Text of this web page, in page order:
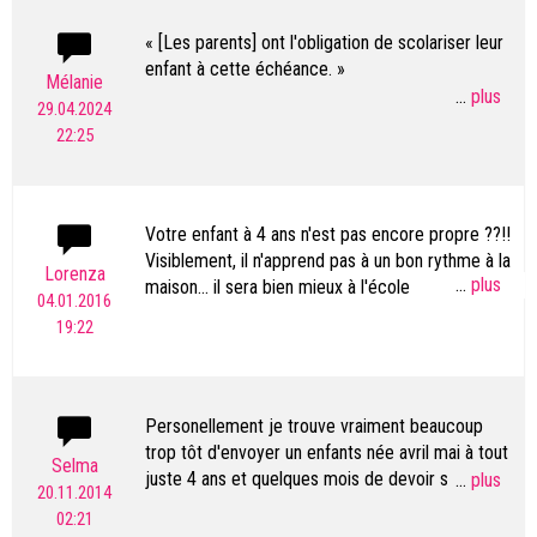
Mélanie
29.04.2024
22:25
« [Les parents] ont l'obligation de scolariser leur
enfant à cette échéance. »
enfant mais ce serait bien de mieux tourner les
phrases !
...
Lorenza
04.01.2016
19:22
Votre enfant à 4 ans n'est pas encore propre ??!!
Visiblement, il n'apprend pas à un bon rythme à la
maison... il sera bien mieux à l'école
...
Selma
20.11.2014
02:21
Personellement je trouve vraiment beaucoup
trop tôt d'envoyer un enfants née avril mai à tout
juste 4 ans et quelques mois de devoir se...